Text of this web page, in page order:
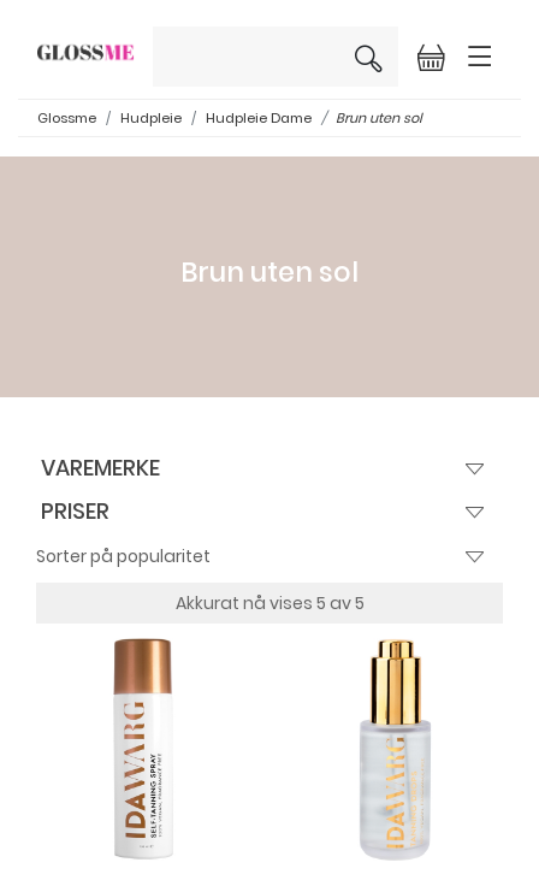
×
Glossme Hudpleie Hudpleie Dame Brun uten sol
Brun uten sol
VAREMERKE
PRISER
Akkurat nå vises 5 av 5